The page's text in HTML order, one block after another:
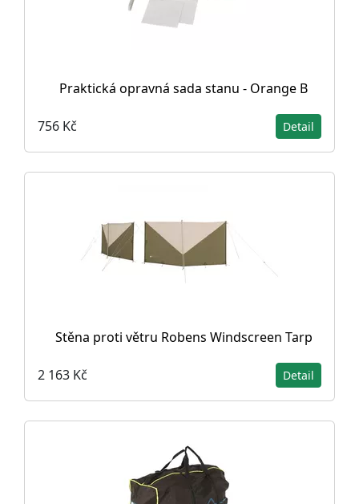
Praktická opravná sada stanu - Orange B
756 Kč Detail
Stěna proti větru Robens Windscreen Tarp
2 163 Kč Detail